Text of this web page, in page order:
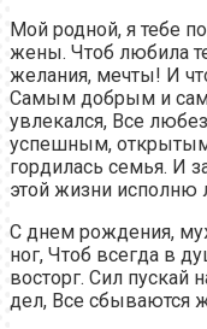
Мой родной, я тебе
жены. Чтоб любила
желания, мечты! И
Самым добрым и
увлекался, Все
успешным,
гордилась семья. И
этой жизни исполню
С днем рождения,
ног, Чтоб всегда в
восторг. Сил пускай
дел, Все сбываются